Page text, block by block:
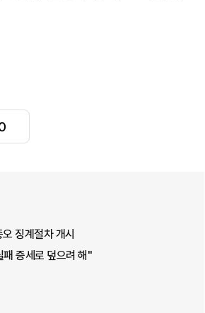
징계절차 개시
증세로 덮으려 해"